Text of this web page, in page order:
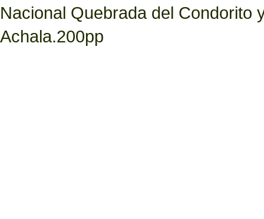
Nacional Quebrada del Condorito
Achala.200pp